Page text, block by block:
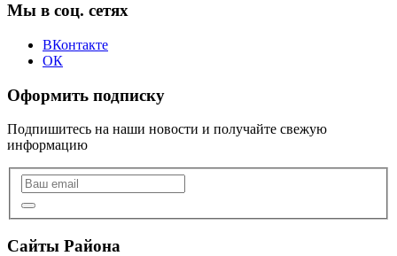
Мы в соц. сетях
ВКонтакте
ОК
Оформить подписку
Подпишитесь на наши новости и получайте свежую
информацию
Сайты Района